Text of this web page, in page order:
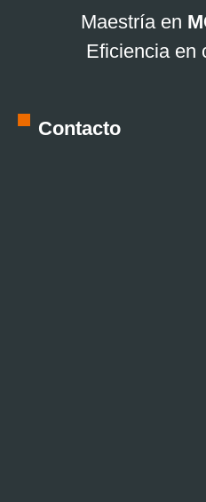
Maestría en
Eficiencia en
Contacto